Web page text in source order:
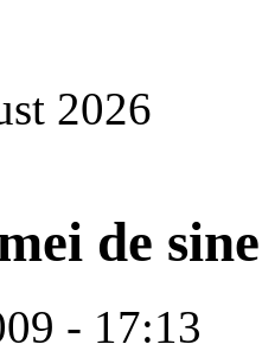
2026
de sine
- 17:13